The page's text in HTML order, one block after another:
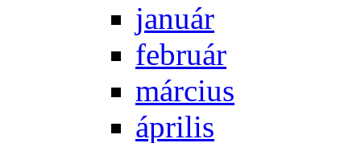
ja­nu­ár
feb­ru­ár
már­ci­us
áp­ri­lis